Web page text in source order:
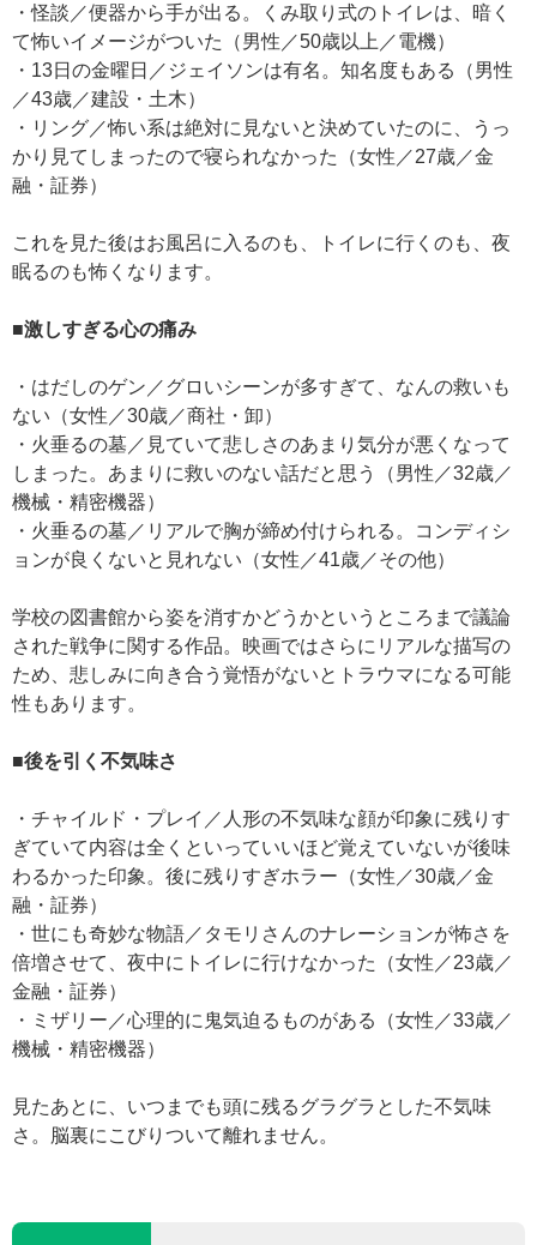
・怪談／便器から手が出る。くみ取り式のトイレは、暗く
て怖いイメージがついた（男性／50歳以上／電機）
・13日の金曜日／ジェイソンは有名。知名度もある（男性
／43歳／建設・土木）
・リング／怖い系は絶対に見ないと決めていたのに、うっ
かり見てしまったので寝られなかった（女性／27歳／金
融・証券）
これを見た後はお風呂に入るのも、トイレに行くのも、夜
眠るのも怖くなります。
■激しすぎる心の痛み
・はだしのゲン／グロいシーンが多すぎて、なんの救いも
ない（女性／30歳／商社・卸）
・火垂るの墓／見ていて悲しさのあまり気分が悪くなって
しまった。あまりに救いのない話だと思う（男性／32歳／
機械・精密機器）
・火垂るの墓／リアルで胸が締め付けられる。コンディシ
ョンが良くないと見れない（女性／41歳／その他）
学校の図書館から姿を消すかどうかというところまで議論
された戦争に関する作品。映画ではさらにリアルな描写の
ため、悲しみに向き合う覚悟がないとトラウマになる可能
性もあります。
■後を引く不気味さ
・チャイルド・プレイ／人形の不気味な顔が印象に残りす
ぎていて内容は全くといっていいほど覚えていないが後味
わるかった印象。後に残りすぎホラー（女性／30歳／金
融・証券）
・世にも奇妙な物語／タモリさんのナレーションが怖さを
倍増させて、夜中にトイレに行けなかった（女性／23歳／
金融・証券）
・ミザリー／心理的に鬼気迫るものがある（女性／33歳／
機械・精密機器）
見たあとに、いつまでも頭に残るグラグラとした不気味
さ。脳裏にこびりついて離れません。